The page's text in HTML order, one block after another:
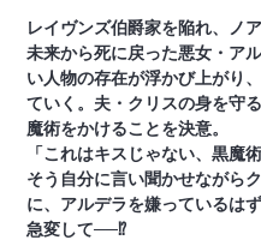
レイヴンズ伯爵家を陥れ、ノ
未来から死に戻った悪女・ア
い人物の存在が浮かび上がり
ていく。夫・クリスの身を守
魔術をかけることを決意。
「これはキスじゃない、黒魔術
そう自分に言い聞かせながら
に、アルデラを嫌っているは
急変して──⁉